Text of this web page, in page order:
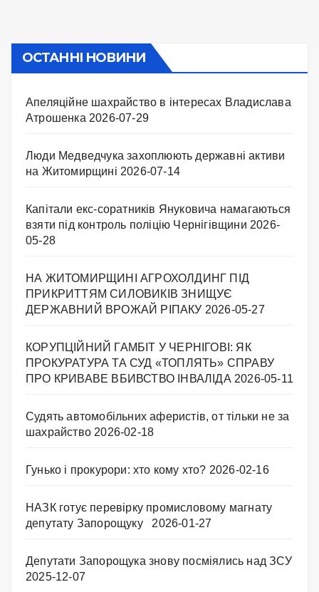
ОСТАННІ НОВИНИ
Апеляційне шахрайство в інтересах Владислава
Атрошенка 2026-07-29
Люди Медведчука захоплюють державні активи
на Житомирщині 2026-07-14
Капітали екс-соратників Януковича намагаються
взяти під контроль поліцію Чернігівщини 2026-
05-28
НА ЖИТОМИРЩИНІ АГРОХОЛДИНГ ПІД
ПРИКРИТТЯМ СИЛОВИКІВ ЗНИЩУЄ
ДЕРЖАВНИЙ ВРОЖАЙ РІПАКУ ​ 2026-05-27
КОРУПЦІЙНИЙ ГАМБІТ У ЧЕРНІГОВІ: ЯК
ПРОКУРАТУРА ТА СУД «ТОПЛЯТЬ» СПРАВУ
ПРО КРИВАВЕ ВБИВСТВО ІНВАЛІДА 2026-05-11
Судять автомобільних аферистів, от тільки не за
шахрайство 2026-02-18
Гунько і прокурори: хто кому хто? 2026-02-16
НАЗК готує перевірку промисловому магнату
депутату Запорощуку
2026-01-27
Депутати Запорощука знову посміялись над ЗСУ
2025-12-07